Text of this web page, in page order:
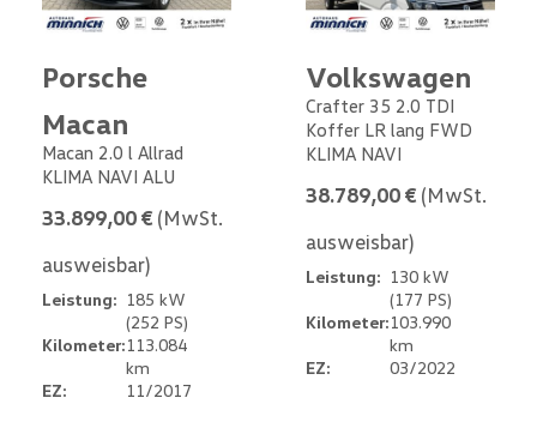
Porsche
Macan
Macan 2.0 l Allrad
KLIMA NAVI ALU
33.899,00 € (MwSt.
ausweisbar)
Leistung: 185 kW
(252 PS)
Kilometer:113.084
km
EZ:
11/2017
Volkswagen
Crafter 35 2.0 TDI
Koffer LR lang FWD
KLIMA NAVI
38.789,00 € (MwSt.
ausweisbar)
Leistung: 130 kW
(177 PS)
Kilometer:103.990
km
EZ:
03/2022